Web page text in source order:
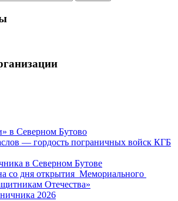
в Северном Бутово
— гордость пограничных войск КГБ
в Северном Бутове
со дня открытия Мемориального
Отечества»
2026